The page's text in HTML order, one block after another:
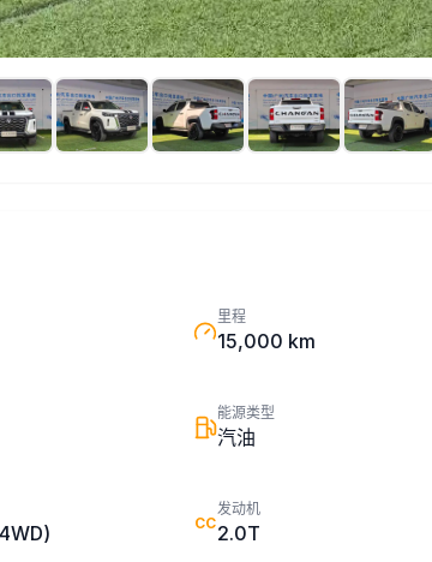
里程
15,000 km
能源类型
汽油
CC
发动机
2.0T